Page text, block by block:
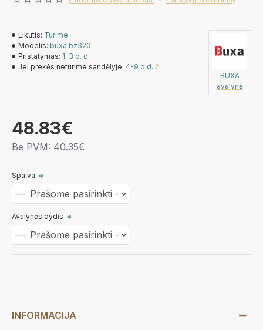
48.83€
Be PVM: 40.35€
Likutis: Turime
Modelis: buxa bz320
Pristatymas: 1-3 d. d.
Jei prekės neturime sandėlyje: 4-9 d.d. ?
BUXA
avalynė
Spalva
Avalynės dydis
INFORMACIJA